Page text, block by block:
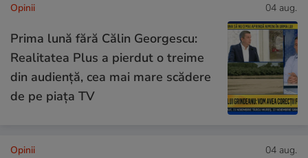
Opinii 04 aug.
Prima lună fără Călin Georgescu:
Realitatea Plus a pierdut o treime
din audiență, cea mai mare scădere
de pe piața TV
Opinii 04 aug.